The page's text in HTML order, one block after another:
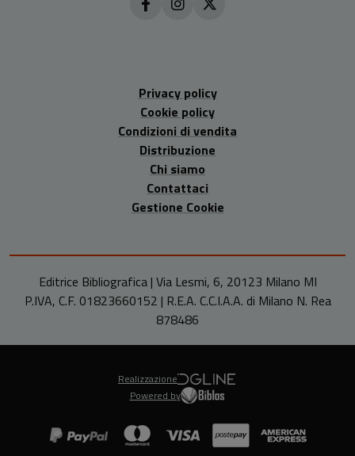
Privacy policy
Cookie policy
Condizioni di vendita
Distribuzione
Chi siamo
Contattaci
Gestione Cookie
Editrice Bibliografica | Via Lesmi, 6, 20123 Milano MI
P.IVA, C.F. 01823660152 | R.E.A. C.C.I.A.A. di Milano N. Rea
878486
Realizzazione
Powered by